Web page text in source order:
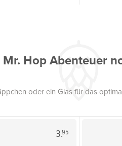
Hop Abenteuer
oder ein Glas für das
3.95